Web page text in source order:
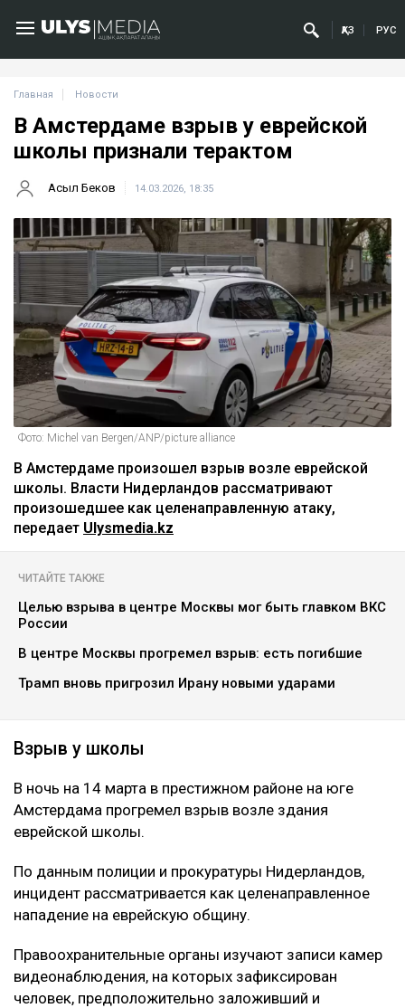
ҚАЗ РУС
Главная Новости
В Амстердаме взрыв у еврейской
школы признали терактом
Асыл Беков 14.03.2026, 18:35
Фото: Michel van Bergen/ANP/picture alliance
В Амстердаме произошел взрыв возле еврейской
школы. Власти Нидерландов рассматривают
произошедшее как целенаправленную атаку,
передает Ulysmedia.kz
ЧИТАЙТЕ ТАКЖЕ
Целью взрыва в центре Москвы мог быть главком ВКС
России
В центре Москвы прогремел взрыв: есть погибшие
Трамп вновь пригрозил Ирану новыми ударами
Взрыв у школы
В ночь на 14 марта в престижном районе на юге
Амстердама прогремел взрыв возле здания
еврейской школы.
По данным полиции и прокуратуры Нидерландов,
инцидент рассматривается как целенаправленное
нападение на еврейскую общину.
Правоохранительные органы изучают записи камер
видеонаблюдения, на которых зафиксирован
человек, предположительно заложивший и